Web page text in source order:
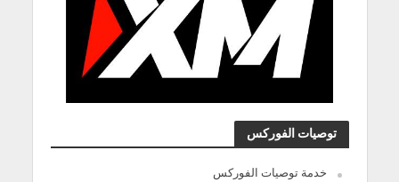
توصيات الفوركس
خدمة توصيات الفوركس